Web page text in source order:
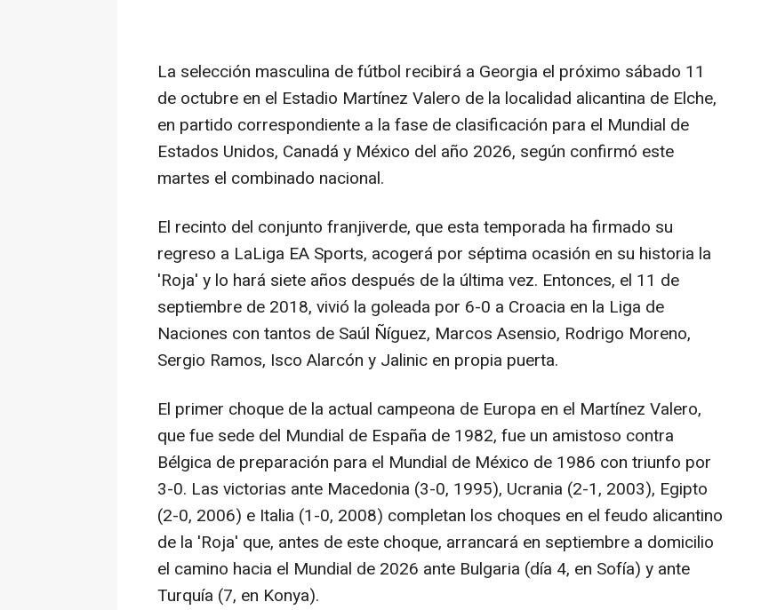
La selección masculina de fútbol recibirá a Georgia el próximo sábado 11
de octubre en el Estadio Martínez Valero de la localidad alicantina de Elche,
en partido correspondiente a la fase de clasificación para el Mundial de
Estados Unidos, Canadá y México del año 2026, según confirmó este
martes el combinado nacional.
El recinto del conjunto franjiverde, que esta temporada ha firmado su
regreso a LaLiga EA Sports, acogerá por séptima ocasión en su historia la
'Roja' y lo hará siete años después de la última vez. Entonces, el 11 de
septiembre de 2018, vivió la goleada por 6-0 a Croacia en la Liga de
Naciones con tantos de Saúl Ñíguez, Marcos Asensio, Rodrigo Moreno,
Sergio Ramos, Isco Alarcón y Jalinic en propia puerta.
El primer choque de la actual campeona de Europa en el Martínez Valero,
que fue sede del Mundial de España de 1982, fue un amistoso contra
Bélgica de preparación para el Mundial de México de 1986 con triunfo por
3-0. Las victorias ante Macedonia (3-0, 1995), Ucrania (2-1, 2003), Egipto
(2-0, 2006) e Italia (1-0, 2008) completan los choques en el feudo alicantino
de la 'Roja' que, antes de este choque, arrancará en septiembre a domicilio
el camino hacia el Mundial de 2026 ante Bulgaria (día 4, en Sofía) y ante
Turquía (7, en Konya).